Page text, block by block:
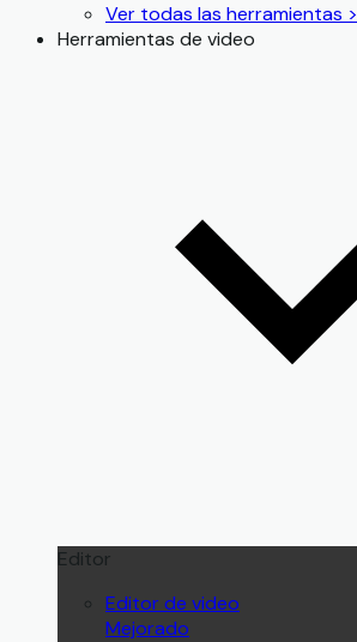
Ver todas las herramientas >
Herramientas de video
Editor
Editor de video
Mejorado